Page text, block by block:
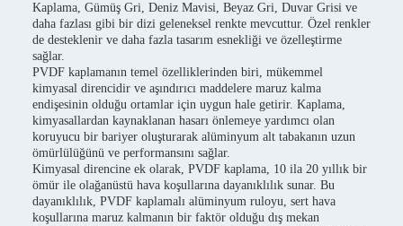
Kaplama, Gümüş Gri, Deniz Mavisi, Beyaz Gri, Duvar Grisi ve
daha fazlası gibi bir dizi geleneksel renkte mevcuttur. Özel renkler
de desteklenir ve daha fazla tasarım esnekliği ve özelleştirme
sağlar.
PVDF kaplamanın temel özelliklerinden biri, mükemmel
kimyasal direncidir ve aşındırıcı maddelere maruz kalma
endişesinin olduğu ortamlar için uygun hale getirir. Kaplama,
kimyasallardan kaynaklanan hasarı önlemeye yardımcı olan
koruyucu bir bariyer oluşturarak alüminyum alt tabakanın uzun
ömürlülüğünü ve performansını sağlar.
Kimyasal direncine ek olarak, PVDF kaplama, 10 ila 20 yıllık bir
ömür ile olağanüstü hava koşullarına dayanıklılık sunar. Bu
dayanıklılık, PVDF kaplamalı alüminyum ruloyu, sert hava
koşullarına maruz kalmanın bir faktör olduğu dış mekan